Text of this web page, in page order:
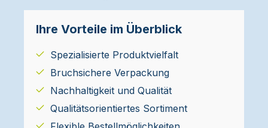
Ihre Vorteile im Überblick
Spezialisierte Produktvielfalt
Bruchsichere Verpackung
Nachhaltigkeit und Qualität
Qualitätsorientiertes Sortiment